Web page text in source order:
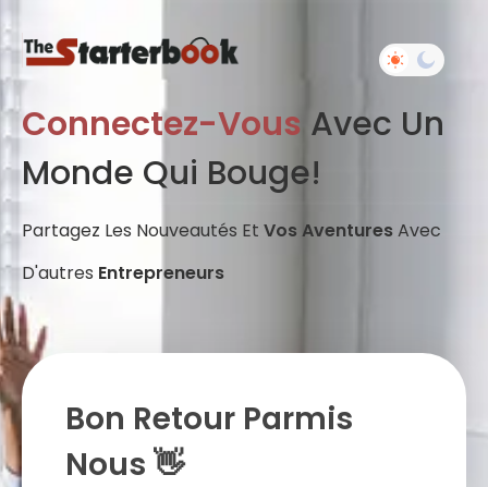
Connectez-Vous Avec Un
Monde Qui Bouge!
Partagez Les Nouveautés Et Vos AventuresAvec
D'autres Entrepreneurs
Bon Retour Parmis
Nous 👋